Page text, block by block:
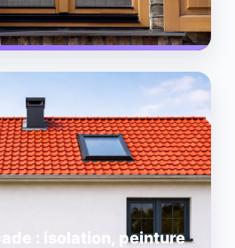
: isolation, peinture